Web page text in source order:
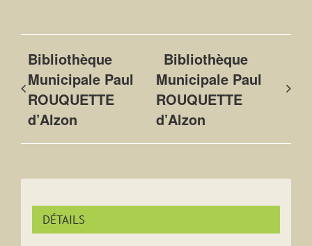
Bibliothèque
Municipale Paul
ROUQUETTE
d’Alzon
Bibliothèque
Municipale Paul
ROUQUETTE
d’Alzon
DÉTAILS